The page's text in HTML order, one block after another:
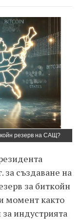
резерв на САЩ?
за създаване на
за биткойн
момент както
за индустрията